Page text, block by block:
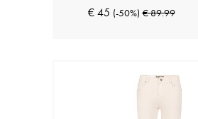
€ 45 (-50%) € 89.99